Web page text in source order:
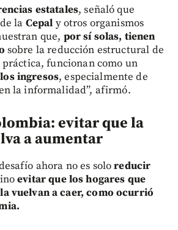
estatales, señaló que
la Cepal y otros organismos
que, por sí solas, tienen
sobre la reducción estructural de
práctica, funcionan como un
ingresos, especialmente de
la informalidad”, afirmó.
evitar que la
a aumentar
ahora no es soloreducir
evitar que los hogares que
vuelvan a caer, como ocurrió